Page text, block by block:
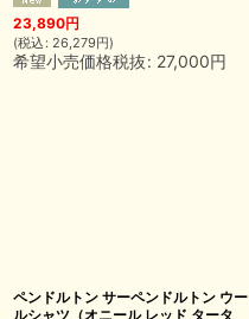
23,890円
(税込 : 26,279円)
希望小売価格税抜: 27,000円
ペンドルトン サーペンドルトン ウー
ルシャツ（オニール レッド タータ